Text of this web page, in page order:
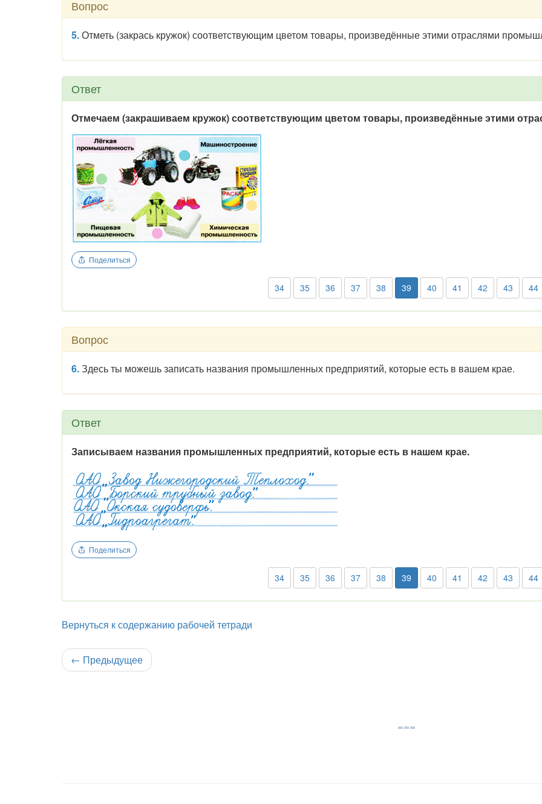
Вопрос
5.Отметь (закрась кружок) соответствующим цветом товары, произведённые этими отраслями
Ответ
Отмечаем (закрашиваем кружок) соответствующим цветом товары, произведённые этими
Поделиться
34 35 36 37 38 39 40 41 42 43 44
Вопрос
6.Здесь ты можешь записать названия промышленных предприятий, которые есть в вашем крае.
Ответ
Записываем названия промышленных предприятий, которые есть в нашем крае.
Поделиться
34 35 36 37 38 39 40 41 42 43 44
Вернуться к содержанию рабочей тетради
← Предыдущее